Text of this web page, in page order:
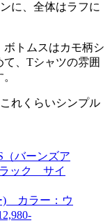
に、全体はラフに
トムスはカモ柄シ
、Tシャツの雰囲
れくらいシンプル
（バーンズア
ック サイ
) カラー：ウ